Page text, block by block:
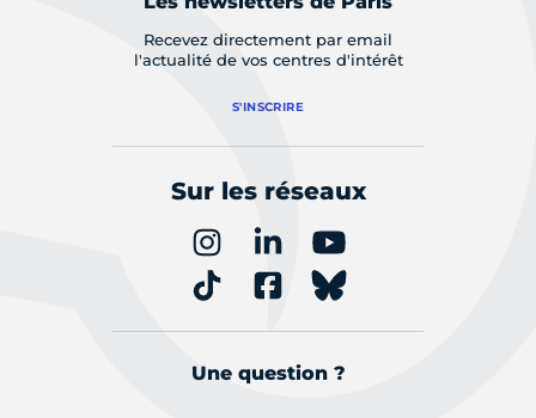
Recevez directement par email
l'actualité de vos centres d'intérêt
S'INSCRIRE
Sur les réseaux
Une question ?